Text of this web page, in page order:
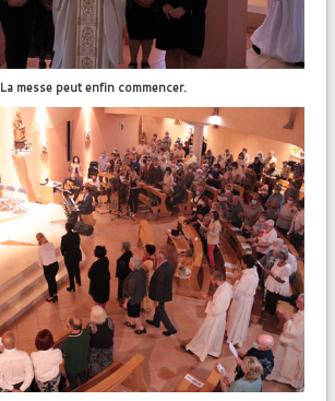
La messe peut enfin commencer.